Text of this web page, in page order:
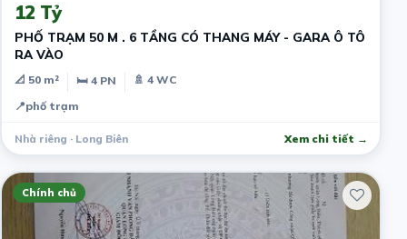
12 Tỷ
PHỐ TRẠM 50 M . 6 TẦNG CÓ THANG MÁY - GARA Ô TÔ
RA VÀO
📐 50 m² 🛏 4 PN
🚿 4 WC
📍phố trạm
Nhà riêng · Long Biên Xem chi tiết →
Chính chủ